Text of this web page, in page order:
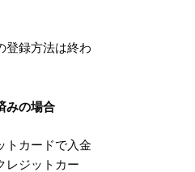
登録方法は終わ
みの場合
トカードで入金
レジットカー